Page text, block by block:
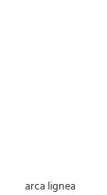
arca lignea